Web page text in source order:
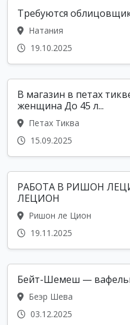
Требуются
Натания
19.10.2025
В магазин в петах
женщина До 45 л...
Петах Тиква
15.09.2025
РАБОТА В РИШОН
ЛЕЦИОН
Ришон ле Цион
19.11.2025
Бейт-Шемеш —
Беэр Шева
03.12.2025